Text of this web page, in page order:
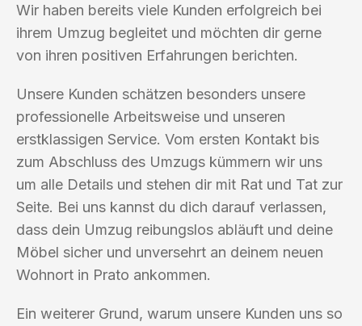
Wir haben bereits viele Kunden erfolgreich bei
ihrem Umzug begleitet und möchten dir gerne
von ihren positiven Erfahrungen berichten.
Unsere Kunden schätzen besonders unsere
professionelle Arbeitsweise und unseren
erstklassigen Service. Vom ersten Kontakt bis
zum Abschluss des Umzugs kümmern wir uns
um alle Details und stehen dir mit Rat und Tat zur
Seite. Bei uns kannst du dich darauf verlassen,
dass dein Umzug reibungslos abläuft und deine
Möbel sicher und unversehrt an deinem neuen
Wohnort in Prato ankommen.
Ein weiterer Grund, warum unsere Kunden uns so